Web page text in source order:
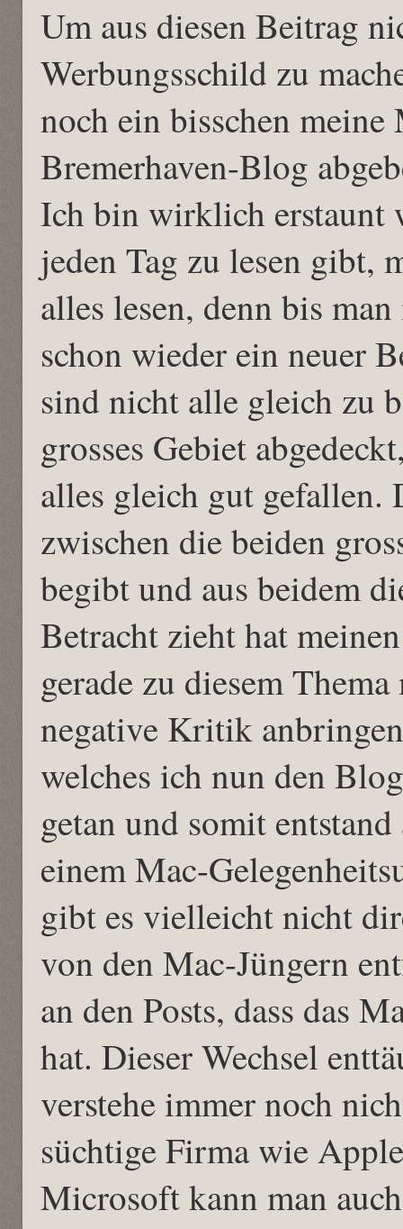
Um aus diesen Beitrag
Werbungsschild zu
noch ein bisschen
Bremerhaven-Blog
Ich bin wirklich erstaunt
jeden Tag zu lesen gibt,
alles lesen, denn bis
schon wieder ein neuer
sind nicht alle gleich zu
grosses Gebiet
alles gleich gut gefallen.
zwischen die beiden
begibt und aus beidem
Betracht zieht hat
gerade zu diesem
negative Kritik
welches ich nun den
getan und somit
einem Mac-
gibt es vielleicht nicht
von den Mac-Jüngern
an den Posts, dass das
hat. Dieser Wechsel
verstehe immer noch
süchtige Firma wie
Microsoft kann man